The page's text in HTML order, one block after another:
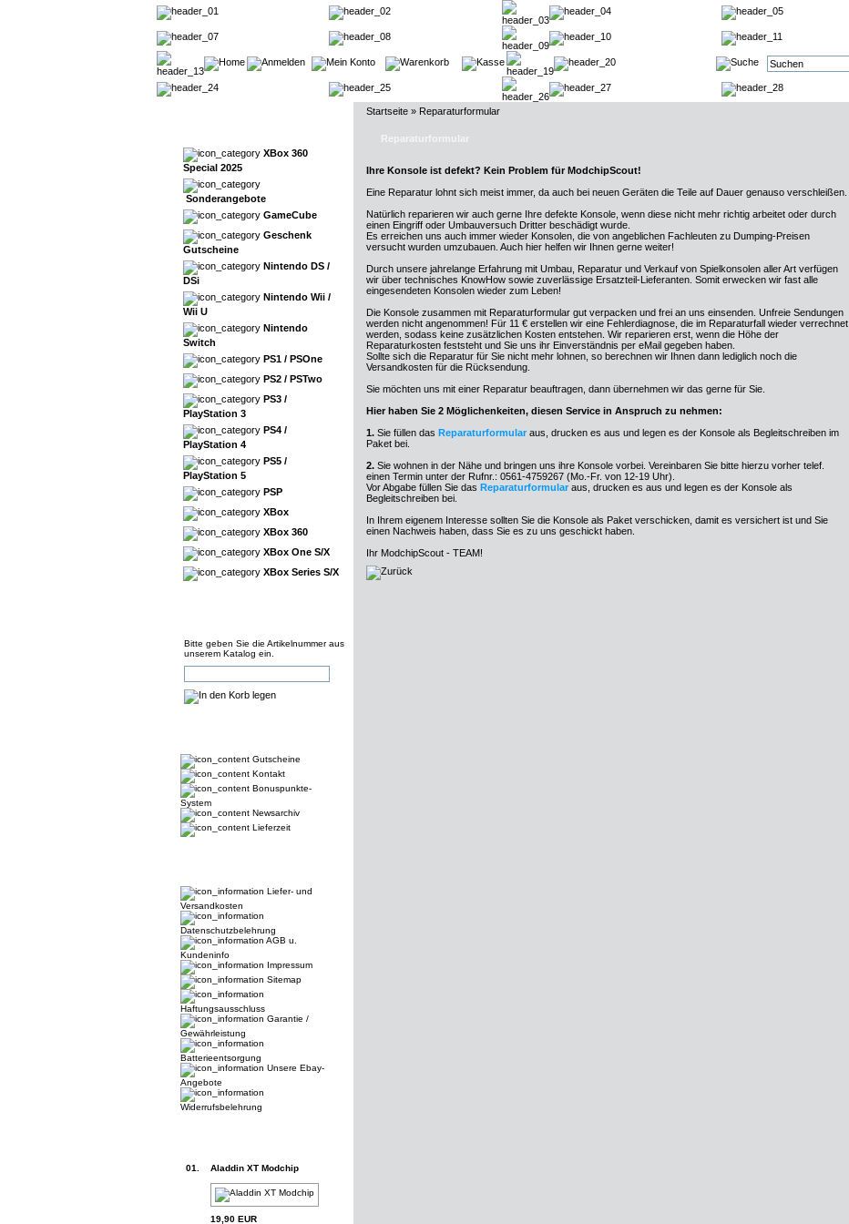
XBox 360
Special 2025
Sonderangebote
GameCube
Geschenk
Gutscheine
Nintendo DS /
DSi
Nintendo Wii /
Wii U
Nintendo
Switch
PS1 / PSOne
PS2 / PSTwo
PS3 /
PlayStation 3
PS4 /
PlayStation 4
PS5 /
PlayStation 5
PSP
XBox
XBox 360
XBox One S/X
XBox Series S/X
Bitte geben Sie die Artikelnummer aus
unserem Katalog ein.
Gutscheine
Kontakt
Bonuspunkte-
System
Newsarchiv
Lieferzeit
Liefer- und
Versandkosten
Datenschutzbelehrung
AGB u.
Kundeninfo
Impressum
Sitemap
Haftungsausschluss
Garantie /
Gewährleistung
Batterieentsorgung
Unsere Ebay-
Angebote
Widerrufsbelehrung
01. Aladdin XT Modchip
19,90 EUR
Startseite » Reparaturformular
Reparaturformular
Ihre Konsole ist defekt? Kein Problem für ModchipScout!
Eine Reparatur lohnt sich meist immer, da auch bei neuen Geräten die Teile auf Dauer genauso verschleißen.
Natürlich reparieren wir auch gerne Ihre defekte Konsole, wenn diese nicht mehr richtig arbeitet oder durch
einen Eingriff oder Umbauversuch Dritter beschädigt wurde.
Es erreichen uns auch immer wieder Konsolen, die von angeblichen Fachleuten zu Dumping-Preisen
versucht wurden umzubauen. Auch hier helfen wir Ihnen gerne weiter!
Durch unsere jahrelange Erfahrung mit Umbau, Reparatur und Verkauf von Spielkonsolen aller Art verfügen
wir über technisches KnowHow sowie zuverlässige Ersatzteil-Lieferanten. Somit erwecken wir fast alle
eingesendeten Konsolen wieder zum Leben!
Die Konsole zusammen mit Reparaturformular gut verpacken und frei an uns einsenden. Unfreie Sendungen
werden nicht angenommen! Für 11 € erstellen wir eine Fehlerdiagnose, die im Reparaturfall wieder verrechnet
werden, sodass keine zusätzlichen Kosten entstehen. Wir reparieren erst, wenn die Höhe der
Reparaturkosten feststeht und Sie uns ihr Einverständnis per eMail gegeben haben.
Sollte sich die Reparatur für Sie nicht mehr lohnen, so berechnen wir Ihnen dann lediglich noch die
Versandkosten für die Rücksendung.
Sie möchten uns mit einer Reparatur beauftragen, dann übernehmen wir das gerne für Sie.
Hier haben Sie 2 Möglichenkeiten, diesen Service in Anspruch zu nehmen:
1. Sie füllen das Reparaturformular aus, drucken es aus und legen es der Konsole als Begleitschreiben im
Paket bei.
2. Sie wohnen in der Nähe und bringen uns ihre Konsole vorbei. Vereinbaren Sie bitte hierzu vorher telef.
einen Termin unter der Rufnr.: 0561-4759267 (Mo.-Fr. von 12-19 Uhr).
Vor Abgabe füllen Sie das Reparaturformular aus, drucken es aus und legen es der Konsole als
Begleitschreiben bei.
In Ihrem eigenem Interesse sollten Sie die Konsole als Paket verschicken, damit es versichert ist und Sie
einen Nachweis haben, dass Sie es zu uns geschickt haben.
Ihr ModchipScout - TEAM!